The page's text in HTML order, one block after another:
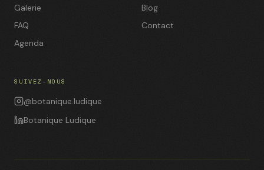
Galerie
Blog
FAQ
Contact
Agenda
SUIVEZ-NOUS
@botanique.ludique
Botanique Ludique